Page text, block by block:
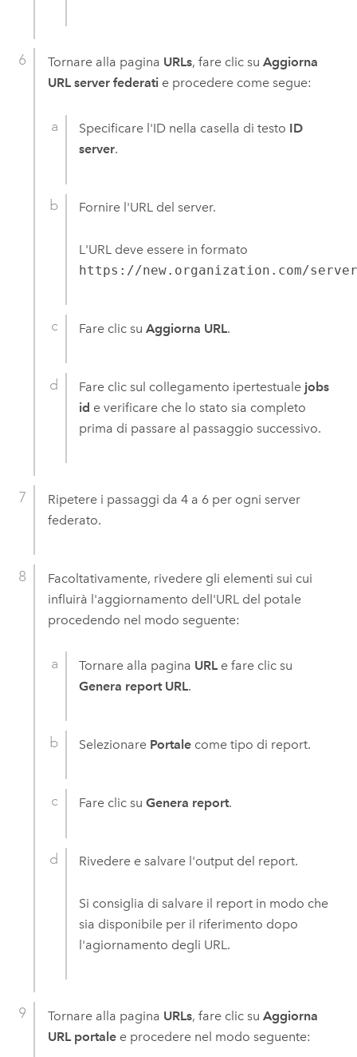
Tornare alla pagina URLs, fare clic su Aggiorna
URL server federatie procedere come segue:
Specificare l'ID nella casella di testo ID
server.
Fornire l'URL del server.
L'URL deve essere in formato
https://new.organization.com/
Fare clic suAggiorna URL.
Fare clic sul collegamento ipertestuale jobs
id e verificare che lo stato sia completo
prima di passare al passaggio successivo.
Ripetere i passaggi da 4 a 6 per ogni server
federato.
Facoltativamente, rivedere gli elementi sui cui
influirà l'aggiornamento dell'URL del potale
procedendo nel modo seguente:
Tornare alla pagina URL e fare clic su
Genera report URL.
Selezionare Portale come tipo di report.
Fare clic suGenera report.
Rivedere e salvare l'output del report.
Si consiglia di salvare il report in modo che
sia disponibile per il riferimento dopo
l'agiornamento degli URL.
Tornare alla pagina URLs, fare clic su Aggiorna
URL portalee procedere nel modo seguente: